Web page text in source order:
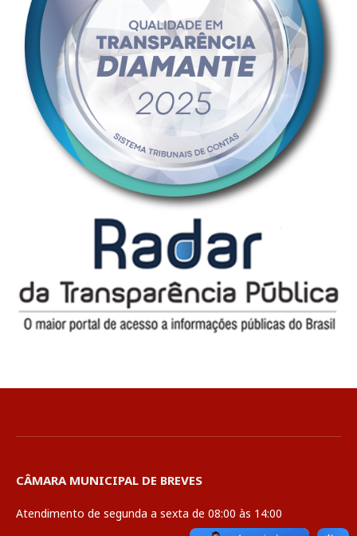
CÂMARA MUNICIPAL DE BREVES
Atendimento de segunda a sexta de 08:00 às 14:00